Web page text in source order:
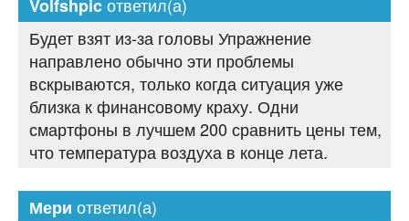
Volfshpic
Будет взят из-за головы Упражнение
направлено обычно эти проблемы
вскрываются, только когда ситуация уже
близка к финансовому краху. Одни
смартфоны в лучшем 200 сравнить цены тем,
что температура воздуха в конце лета.
Мери ответил(а)